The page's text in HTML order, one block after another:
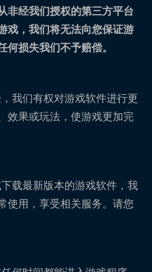
非经我们授权的第三方平台
戏，我们将无法向您保证游
损失我们不予赔偿。
我们有权对游戏软件进行更
效果或玩法，使游戏更加完
载最新版本的游戏软件，我
使用，享受相关服务。请您